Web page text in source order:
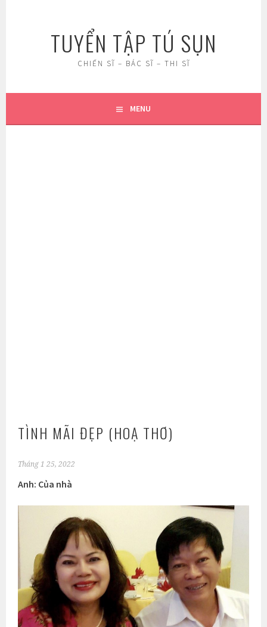
TUYỂN TẬP TÚ SỤN
CHIẾN SĨ – BÁC SĨ – THI SĨ
MENU
TÌNH MÃI ĐẸP (HOẠ THƠ)
Tháng 1 25, 2022
Anh: Của nhà